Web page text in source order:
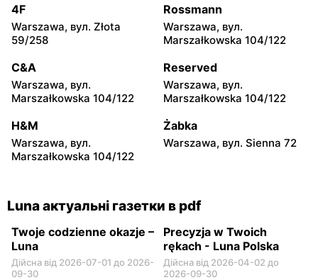
Kasprowicza 112a
2
Luna Luna
Walentynowicz 20
Luna
Męczenników Majdanka 74
L
Luna
Władysława Sikorskiego
21a
Luna
4F
Warszawa, вул. Złota
59/258
Rossmann
Warszawa, вул.
Marszałkowska 104/122
C&A
Warszawa, вул.
Marszałkowska 104/122
Reserved
Warszawa, вул.
Marszałkowska 104/122
H&M
Warszawa, вул.
Marszałkowska 104/122
Żabka
Warszawa, вул. Sienna 72
Luna актуальні газетки в pdf
Twoje codzienne okazje –
Luna
Дійсна від 2026-07-01 до 2026-
09-30
Precyzja w Twoich
rękach - Luna Polska
Дійсна від 2026-04-02 до
2026-09-30